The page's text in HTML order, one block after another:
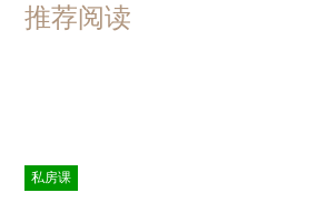
推荐阅读
私房课